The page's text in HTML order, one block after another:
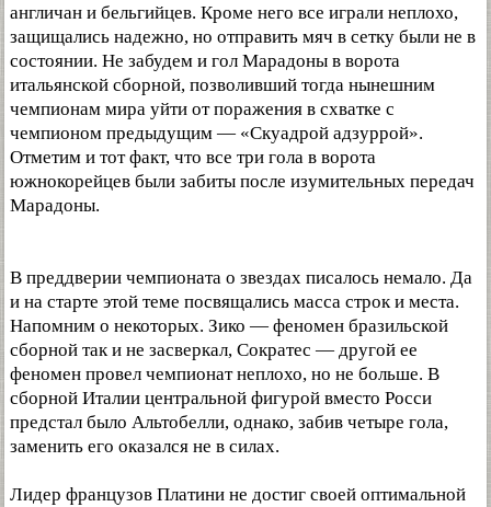
англичан и бельгийцев. Кроме него все играли неплохо,
защищались надежно, но отправить мяч в сетку были не в
состоянии. Не забудем и гол Марадоны в ворота
итальянской сборной, позволивший тогда нынешним
чемпионам мира уйти от поражения в схватке с
чемпионом предыдущим — «Скуадрой адзуррой».
Отметим и тот факт, что все три гола в ворота
южнокорейцев были забиты после изумительных передач
Марадоны.
В преддверии чемпионата о звездах писалось немало. Да
и на старте этой теме посвящались масса строк и места.
Напомним о некоторых. Зико — феномен бразильской
сборной так и не засверкал, Сократес — другой ее
феномен провел чемпионат неплохо, но не больше. В
сборной Италии центральной фигурой вместо Росси
предстал было Альтобелли, однако, забив четыре гола,
заменить его оказался не в силах.
Лидер французов Платини не достиг своей оптимальной